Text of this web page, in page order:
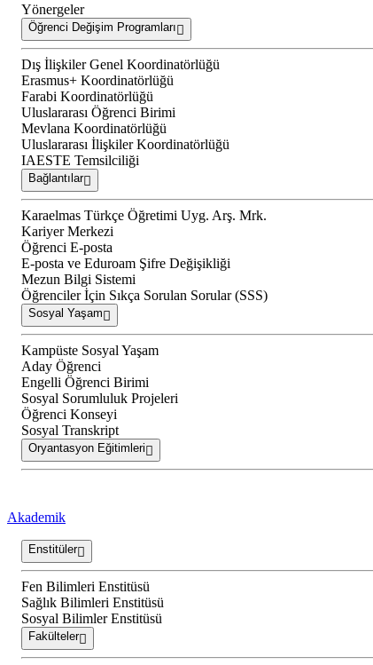
Yönergeler
Öğrenci Değişim Programları
Dış İlişkiler Genel Koordinatörlüğü
Erasmus+ Koordinatörlüğü
Farabi Koordinatörlüğü
Uluslararası Öğrenci Birimi
Mevlana Koordinatörlüğü
Uluslararası İlişkiler Koordinatörlüğü
IAESTE Temsilciliği
Bağlantılar
Karaelmas Türkçe Öğretimi Uyg. Arş. Mrk.
Kariyer Merkezi
Öğrenci E-posta
E-posta ve Eduroam Şifre Değişikliği
Mezun Bilgi Sistemi
Öğrenciler İçin Sıkça Sorulan Sorular (SSS)
Sosyal Yaşam
Kampüste Sosyal Yaşam
Aday Öğrenci
Engelli Öğrenci Birimi
Sosyal Sorumluluk Projeleri
Öğrenci Konseyi
Sosyal Transkript
Oryantasyon Eğitimleri
Akademik
Enstitüler
Fen Bilimleri Enstitüsü
Sağlık Bilimleri Enstitüsü
Sosyal Bilimler Enstitüsü
Fakülteler